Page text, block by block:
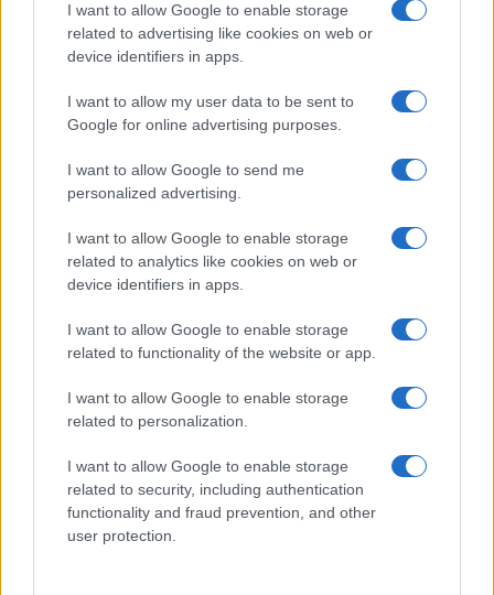
I want to allow Google to enable storage
related to advertising like cookies on web or
device identifiers in apps.
I want to allow my user data to be sent to
Google for online advertising purposes.
I want to allow Google to send me
personalized advertising.
I want to allow Google to enable storage
related to analytics like cookies on web or
device identifiers in apps.
I want to allow Google to enable storage
related to functionality of the website or app.
I want to allow Google to enable storage
related to personalization.
I want to allow Google to enable storage
related to security, including authentication
functionality and fraud prevention, and other
user protection.